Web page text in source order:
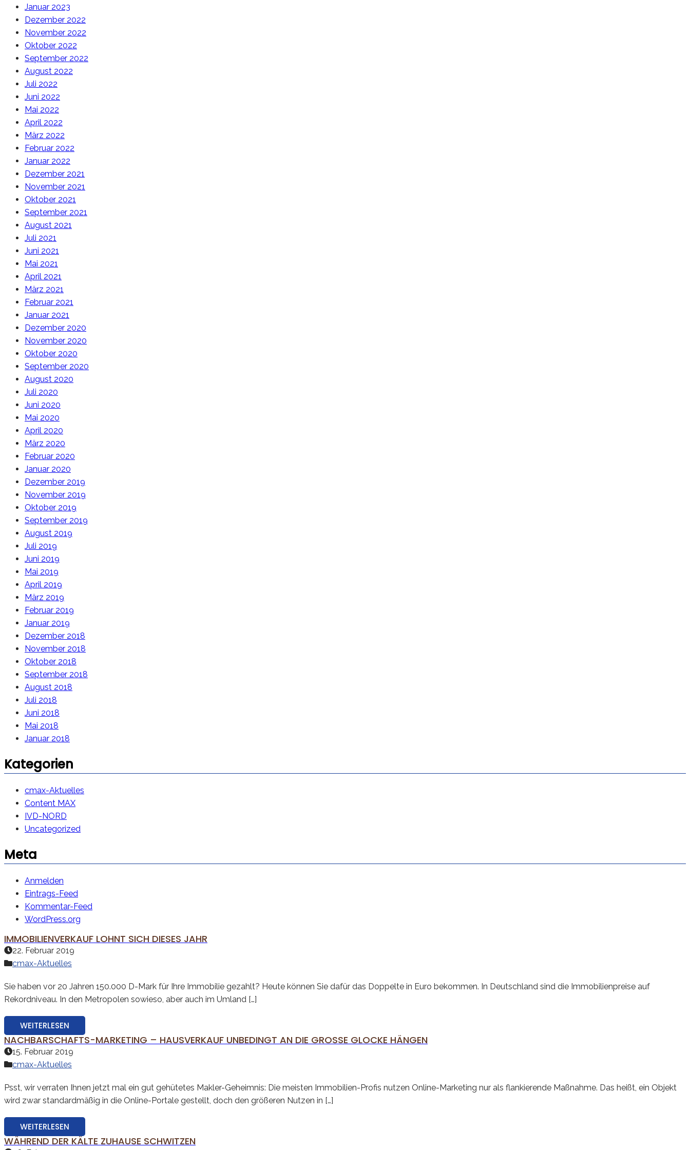
Januar 2023
Dezember 2022
November 2022
Oktober 2022
September 2022
August 2022
Juli 2022
Juni 2022
Mai 2022
April 2022
März 2022
Februar 2022
Januar 2022
Dezember 2021
November 2021
Oktober 2021
September 2021
August 2021
Juli 2021
Juni 2021
Mai 2021
April 2021
März 2021
Februar 2021
Januar 2021
Dezember 2020
November 2020
Oktober 2020
September 2020
August 2020
Juli 2020
Juni 2020
Mai 2020
April 2020
März 2020
Februar 2020
Januar 2020
Dezember 2019
November 2019
Oktober 2019
September 2019
August 2019
Juli 2019
Juni 2019
Mai 2019
April 2019
März 2019
Februar 2019
Januar 2019
Dezember 2018
November 2018
Oktober 2018
September 2018
August 2018
Juli 2018
Juni 2018
Mai 2018
Januar 2018
Kategorien
cmax-Aktuelles
Content MAX
IVD-NORD
Uncategorized
Meta
Anmelden
Eintrags-Feed
Kommentar-Feed
WordPress.org
IMMOBILIENVERKAUF LOHNT SICH DIESES JAHR
22. Februar 2019
cmax-Aktuelles
Sie haben vor 20 Jahren 150.000 D-Mark für Ihre Immobilie gezahlt? Heute können Sie dafür das Doppelte in Euro bekommen. In Deutschland sind die Immobilienpreise auf
Rekordniveau. In den Metropolen sowieso, aber auch im Umland […]
WEITERLESEN
NACHBARSCHAFTS-MARKETING – HAUSVERKAUF UNBEDINGT AN DIE GROSSE GLOCKE HÄNGEN
15. Februar 2019
cmax-Aktuelles
Psst, wir verraten Ihnen jetzt mal ein gut gehütetes Makler-Geheimnis: Die meisten Immobilien-Profis nutzen Online-Marketing nur als flankierende Maßnahme. Das heißt, ein Objekt
wird zwar standardmäßig in die Online-Portale gestellt, doch den größeren Nutzen in […]
WEITERLESEN
WÄHREND DER KÄLTE ZUHAUSE SCHWITZEN